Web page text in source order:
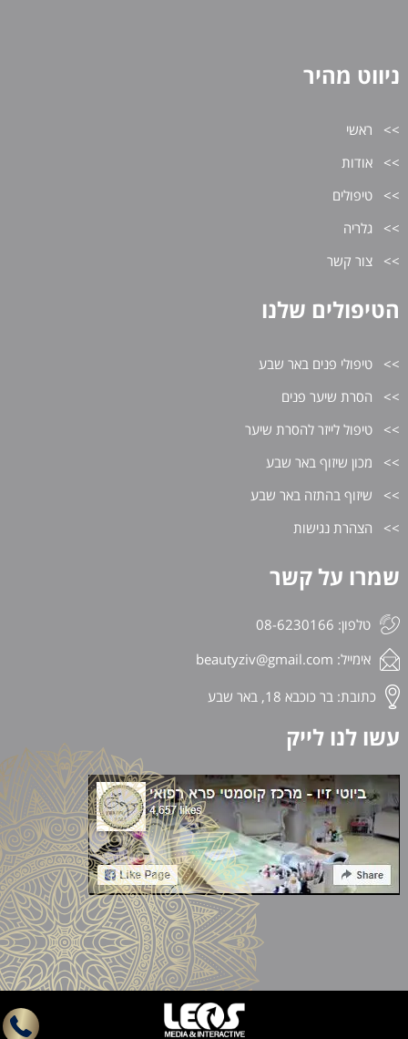
ניווט מהיר
ראשי
אודות
טיפולים
גלריה
צור קשר
הטיפולים שלנו
טיפולי פנים באר שבע
הסרת שיער פנים
טיפול לייזר להסרת שיער
מכון שיזוף באר שבע
שיזוף בהתזה באר שבע
הצהרת נגישות
שמרו על קשר
טלפון: 08-6230166
אימייל: beautyziv@gmail.com
כתובת: בר כוכבא 18, באר שבע
עשו לנו לייק